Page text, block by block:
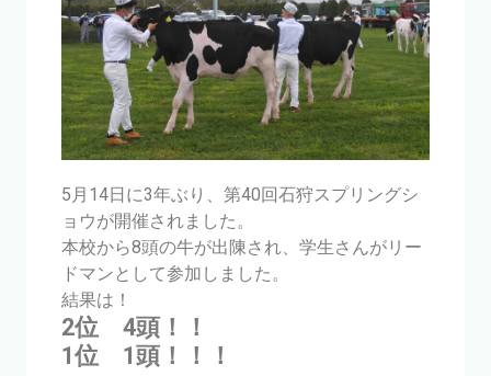
5月14日に3年ぶり、第40回石狩スプリングシ
ョウが開催されました。
本校から8頭の牛が出陳され、学生さんがリー
ドマンとして参加しました。
結果は！
2位 4頭！！
1位 1頭！！！